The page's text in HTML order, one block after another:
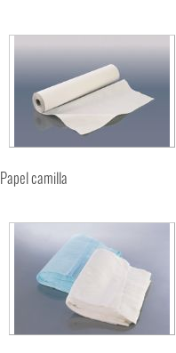
Papel camilla